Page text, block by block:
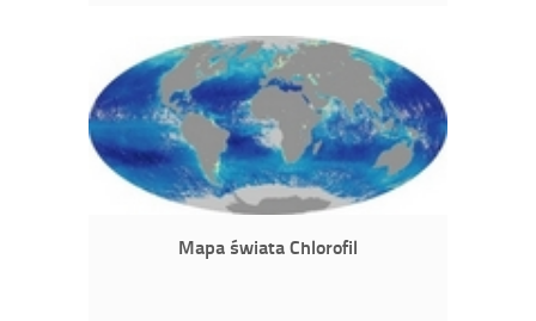
Mapa świata Chlorofil